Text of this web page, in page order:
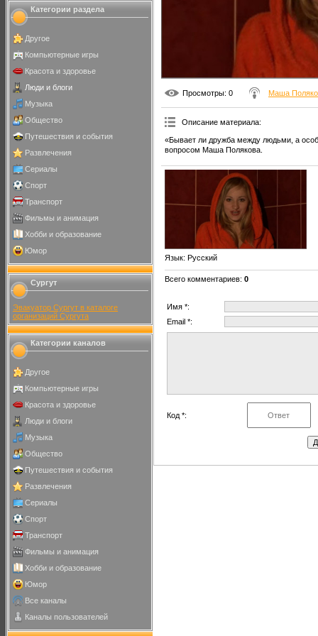
Категории раздела
Другое
Компьютерные игры
Красота и здоровье
Люди и блоги
Музыка
Общество
Путешествия и события
Развлечения
Сериалы
Спорт
Транспорт
Фильмы и анимация
Хобби и образование
Юмор
Сургут
Эвакуатор Сургут в каталоге
организаций Сургута
Категории каналов
Другое
Компьютерные игры
Красота и здоровье
Люди и блоги
Музыка
Общество
Путешествия и события
Развлечения
Сериалы
Спорт
Транспорт
Фильмы и анимация
Хобби и образование
Юмор
Все каналы
Каналы пользователей
Просмотры: 0 Маша
Описание материала:
«Бывает ли дружба между людьми, а
вопросом Маша Полякова.
Язык: Русский
Всего комментариев: 0
Имя *:
Email *:
Код *: